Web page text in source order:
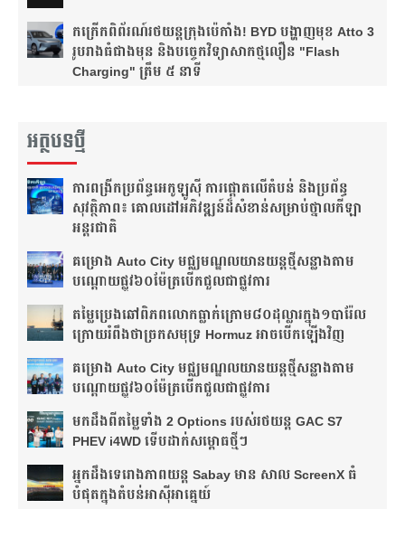
កក្រើកពិព័រណ៍រថយន្តក្រុងប៉េកាំង! BYD បង្ហាញមុខ Atto 3
រូបរាងធំជាងមុន និងបច្ចេកវិទ្យាសាកថ្មលឿន "Flash
Charging" ត្រឹម ៥ នាទី
អត្ថបទថ្មី
ការពង្រីកប្រព័ន្ធអេកូឡូស៊ី ការផ្តោតលើតំបន់ និងប្រព័ន្ធ
សុវត្ថិភាព៖ គោលដៅអភិវឌ្ឍន៍ដ៏សំខាន់សម្រាប់ថ្នាលកីឡា
អន្តរជាតិ
គម្រោង Auto City មជ្ឈមណ្ឌលយានយន្តថ្មីសន្លាង​តាម
បណ្តោយផ្លូវ​​៦០ម៉ែត្រ​បើកជួលជាផ្លូវការ
តម្លៃប្រេងឆៅពិភពលោកធ្លាក់ក្រោម៨០ដុល្លារក្នុង១បារ៉ែល
ក្រោយរំពឹងថា​ច្រកសមុទ្រ Hormuz អាចបើកឡើងវិញ
គម្រោង Auto City មជ្ឈមណ្ឌលយានយន្តថ្មីសន្លាង​តាម
បណ្តោយផ្លូវ​​៦០ម៉ែត្រ​បើកជួលជាផ្លូវការ
មកដឹងពីតម្លៃទាំង 2 Options របស់រថយន្ត GAC S7
PHEV i4WD ទើបដាក់សម្ពោធថ្មីៗ
អ្នកដឹងទេរោងភាពយន្ត Sabay មាន សាល ScreenX ធំ
បំផុតក្នុងតំបន់អាស៊ីអាគ្នេយ៍